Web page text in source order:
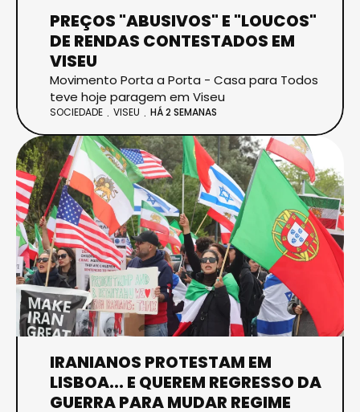
PREÇOS "ABUSIVOS" E "LOUCOS"
DE RENDAS CONTESTADOS EM
VISEU
Movimento Porta a Porta - Casa para Todos
teve hoje paragem em Viseu
SOCIEDADE VISEU HÁ 2 SEMANAS
IRANIANOS PROTESTAM EM
LISBOA... E QUEREM REGRESSO DA
GUERRA PARA MUDAR REGIME